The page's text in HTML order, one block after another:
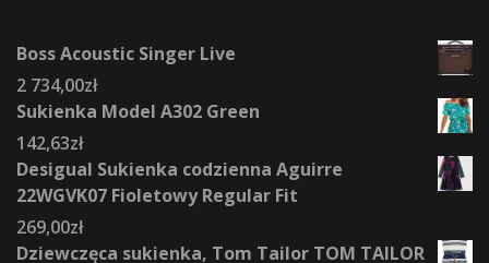
Boss Acoustic Singer Live
2 734,00zł
Sukienka Model A302 Green
142,63zł
Desigual Sukienka codzienna Aguirre
22WGVK07 Fioletowy Regular Fit
269,00zł
Dziewczęca sukienka, Tom Tailor TOM TAILOR